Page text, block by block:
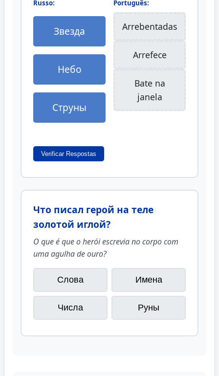
Russo:
Звезда
Небо
Струны
Português:
Arrebentadas
Arrefece
Bate na
janela
Verificar Respostas
Что писал герой на теле
золотой иглой?
O que é que o herói escrevia no corpo com
uma agulha de ouro?
Слова Имена
Числа Руны